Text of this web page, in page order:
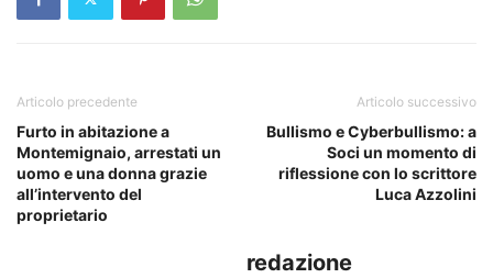
Articolo precedente
Furto in abitazione a
Montemignaio, arrestati un
uomo e una donna grazie
all’intervento del
proprietario
Articolo successivo
Bullismo e Cyberbullismo: a
Soci un momento di
riflessione con lo scrittore
Luca Azzolini
redazione